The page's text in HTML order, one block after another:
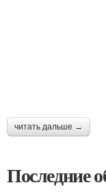
читать дальше →
Последние